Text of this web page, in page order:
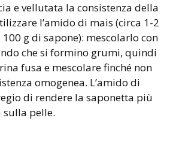
e vellutata la consistenza della
l’amido di mais (circa 1-2
g di sapone): mescolarlo con
che si formino grumi, quindi
fusa e mescolare finché non
omogenea. L’amido di
di rendere la saponetta più
pelle.